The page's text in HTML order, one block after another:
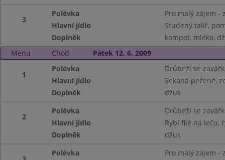
3
Polévka
Pro malý zájem -
Hlavní jídlo
Studený talíř,
Doplněk
kompot, mléko,
Menu
Chod Pátek 12. 6. 2009
1
Polévka
Drůbeží se
Hlavní jídlo
Sekaná pečeně,
Doplněk
džus
2
Polévka
Drůbeží se
Hlavní jídlo
Rybí filé na leču,
Doplněk
džus
Polévka
Pro malý zájem -